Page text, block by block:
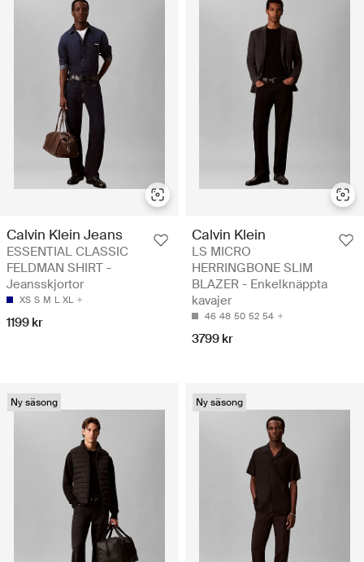
Calvin Klein Jeans
ESSENTIAL CLASSIC
FELDMAN SHIRT -
Jeansskjortor
XS S M L XL
1199 kr
Calvin Klein
LS MICRO
HERRINGBONE SLIM
BLAZER - Enkelknäppta
kavajer
46 48 50 52 54
3799 kr
Ny säsong Ny säsong